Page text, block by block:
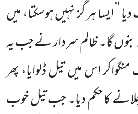
’’ ایسا ہر گز نہیں ہوسکتا، میں
گا۔ ظالم سردار نے جب یہ
اس میں تیل ڈلوایا، پھر
کا حکم دیا۔ جب تیل خوب